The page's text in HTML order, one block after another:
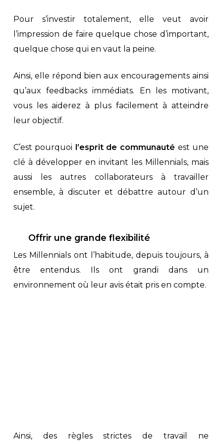
Pour s’investir totalement, elle veut avoir
l’impression de faire quelque chose d’important,
quelque chose qui en vaut la peine.
Ainsi, elle répond bien aux encouragements ainsi
qu’aux feedbacks immédiats. En les motivant,
vous les aiderez à plus facilement à atteindre
leur objectif.
C’est pourquoi l’esprit de communauté est une
clé à développer en invitant les Millennials, mais
aussi les autres collaborateurs à travailler
ensemble, à discuter et débattre autour d’un
sujet.
Offrir une grande flexibilité
Les Millennials ont l’habitude, depuis toujours, à
être entendus. Ils ont grandi dans un
environnement où leur avis était pris en compte.
Ainsi, des règles strictes de travail ne